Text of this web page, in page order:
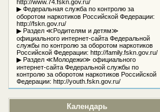
http://www.74.fskn.gov.ru/
▶ Федеральная служба по контролю за
оборотом наркотиков Российской Федерации:
http://fskn.gov.ru/
▶ Раздел ≪Родителям и детям≫
официального интернет-сайта Федеральной
службы по контролю за оборотом наркотиков
Российской Федерации: http://family.fskn.gov.ru/
▶ Раздел ≪Молодежи≫ официального
интернет-сайта Федеральной службы по
контролю за оборотом наркотиков Российской
Федерации: http://youth.fskn.gov.ru/
Календарь